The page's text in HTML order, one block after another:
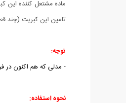
ماده مشتعل کننده این
تامین این کبریت (چند قطره برای 1 یا 2 ماه کافیست) در مصارف دیگر خود مثل روشن کردن آتش در طبیعت نیز از آن می
توجه:
- مدلی که هم اکنون در
نحوه استفاده: